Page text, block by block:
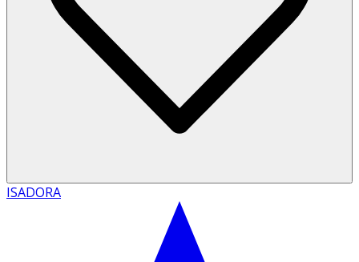
ISADORA